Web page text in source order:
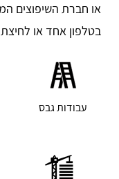
או חברת השיפוצים
בטלפון אחד או
עבודות גבס